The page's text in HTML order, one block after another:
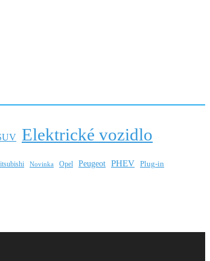
Elektrické vozidlo
Novinka Opel Peugeot PHEV Plug-in